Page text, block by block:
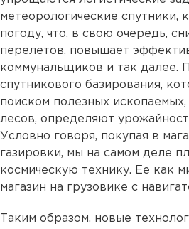
метеорологические спутники,
погоду, что, в свою очередь,
перелетов, повышает
коммунальщиков и так далее.
спутникового базирования,
поиском полезных
лесов, определяют
Условно говоря, покупая в
газировки, мы на самом деле
космическую технику. Ее как
магазин на грузовике с
Таким образом, новые